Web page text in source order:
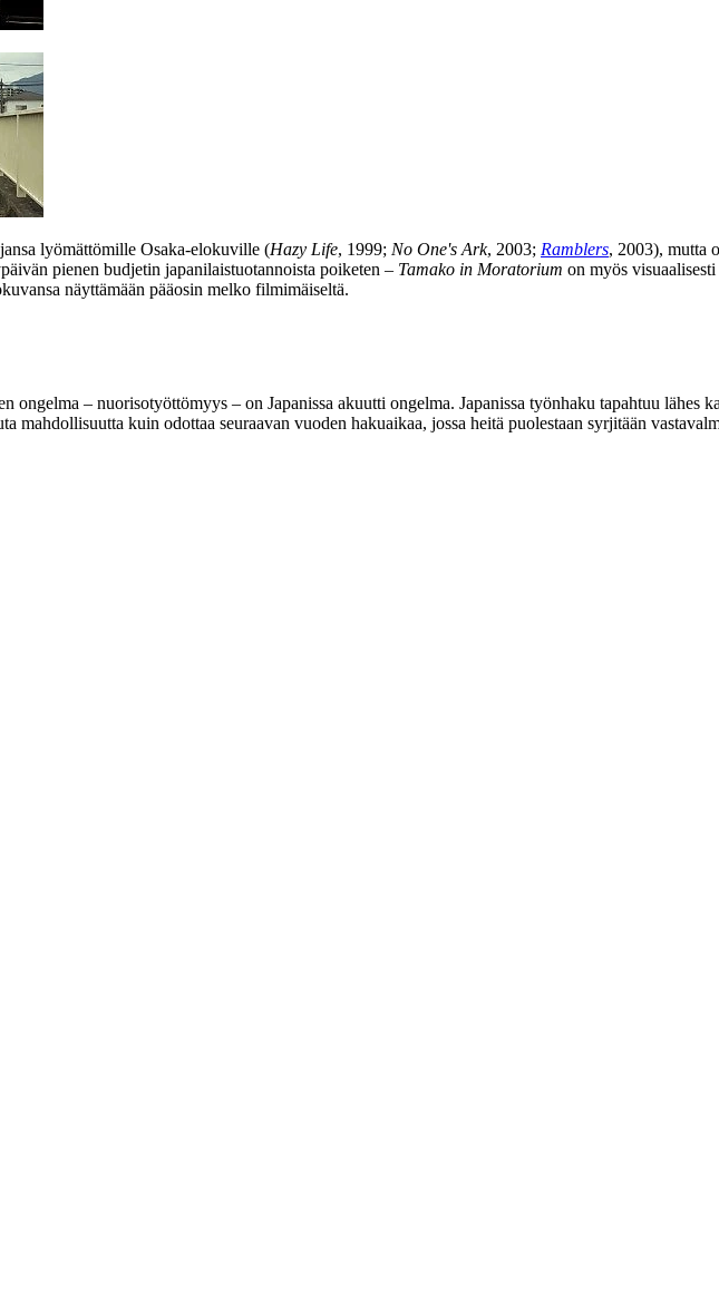
lyömättömille Osaka-elokuville (Hazy Life, 1999; No One's Ark, 2003; Ramblers, 2003), mutta
pienen budjetin japanilaistuotannoista poiketen – Tamako in Moratorium on myös
näyttämään pääosin melko filmimäiseltä.
ongelma – nuorisotyöttömyys – on Japanissa akuutti ongelma. Japanissa työnhaku tapahtuu lähes
mahdollisuutta kuin odottaa seuraavan vuoden hakuaikaa, jossa heitä puolestaan syrjitään